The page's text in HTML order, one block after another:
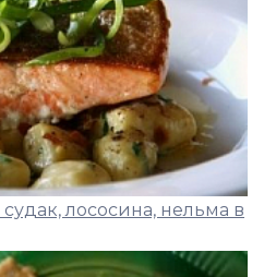
лососина, нельма в